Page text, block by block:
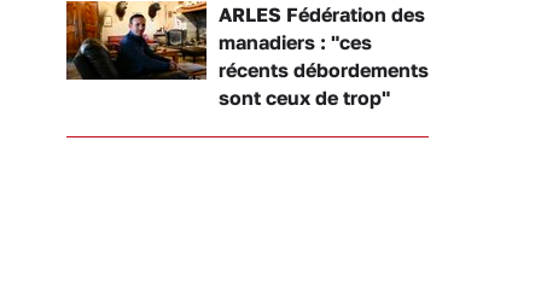
ARLES Fédération des
manadiers : "ces
récents débordements
sont ceux de trop"